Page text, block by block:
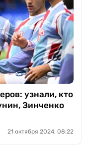
узнали, кто
Зинченко
21 октября 2024, 08:22